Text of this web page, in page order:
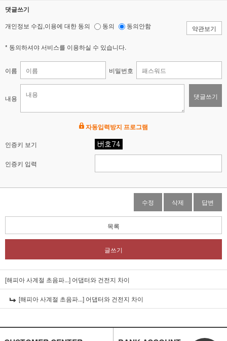
댓글쓰기
개인정보 수집,이용에 대한 동의 동의 동의안함 약관보기
* 동의하셔야 서비스를 이용하실 수 있습니다.
이름 비밀번호
내용 댓글쓰기
자동입력방지 프로그램
인증키 보기
인증키 입력
수정 삭제 답변
목록
글쓰기
[해피아 사계절 초음파...] 어댑터와 건전지 차이
[해피아 사계절 초음파...] 어댑터와 건전지 차이